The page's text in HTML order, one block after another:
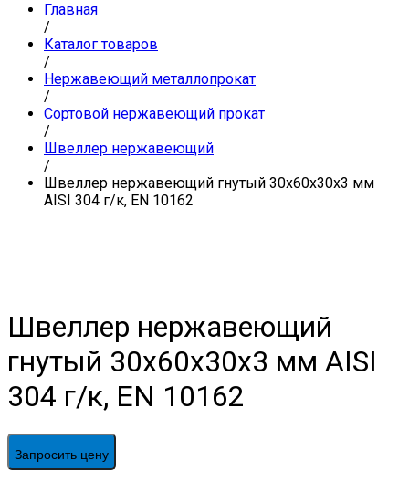
Главная
/
Каталог товаров
/
Нержавеющий металлопрокат
/
Сортовой нержавеющий прокат
/
Швеллер нержавеющий
/
Швеллер нержавеющий гнутый 30х60х30х3 мм
AISI 304 г/к, EN 10162
Швеллер нержавеющий
гнутый 30х60х30х3 мм AISI
304 г/к, EN 10162
Запросить цену